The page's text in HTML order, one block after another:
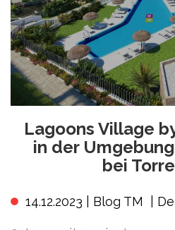
Lagoons Village
in der
bei
14.12.2023 | Blog TM